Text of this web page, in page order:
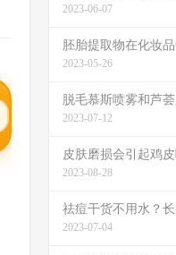
2023-06-07
胚胎提取物在化妆
2023-05-26
脱毛慕斯喷雾和芦
2023-07-12
皮肤磨损会引起鸡皮
2023-08-28
祛痘干货不用水？长
2023-07-04